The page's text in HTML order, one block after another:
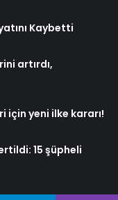
Kaybetti
artırdı,
için yeni ilke kararı!
15 şüpheli